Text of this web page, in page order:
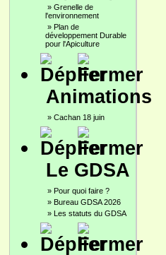
» Grenelle de
l'environnement
» Plan de
développement Durable
pour l'Apiculture
Animations
» Cachan 18 juin
Le GDSA
» Pour quoi faire ?
» Bureau GDSA 2026
» Les statuts du GDSA